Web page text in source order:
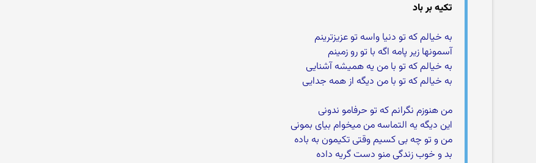
تکیه بر باد
به خیالم که تو دنیا واسه تو عزیزترینم
آسمونها زیر پامه اگه با تو رو زمینم
به خیالم که تو با من یه همیشه آشنایی
به خیالم که تو با من دیگه از همه جدایی
من هنوزم نگرانم که تو حرفامو ندونی
این دیگه یه التماسه من میخوام بیای بمونی
من و تو چه بی کسیم وقتی تکیمون به باده
بد و خوب زندگی منو دست گریه داده